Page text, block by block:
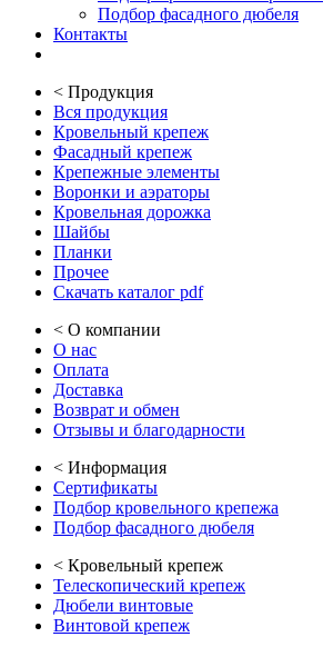
Подбор фасадного дюбеля
Контакты
< Продукция
Вся продукция
Кровельный крепеж
Фасадный крепеж
Крепежные элементы
Воронки и аэраторы
Кровельная дорожка
Шайбы
Планки
Прочее
Скачать каталог pdf
< О компании
О нас
Оплата
Доставка
Возврат и обмен
Отзывы и благодарности
< Информация
Сертификаты
Подбор кровельного крепежа
Подбор фасадного дюбеля
< Кровельный крепеж
Телескопический крепеж
Дюбели винтовые
Винтовой крепеж